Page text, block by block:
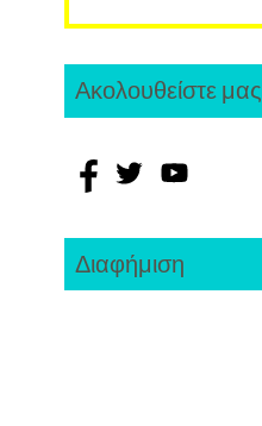
Ακολουθείστε μας
Διαφήμιση